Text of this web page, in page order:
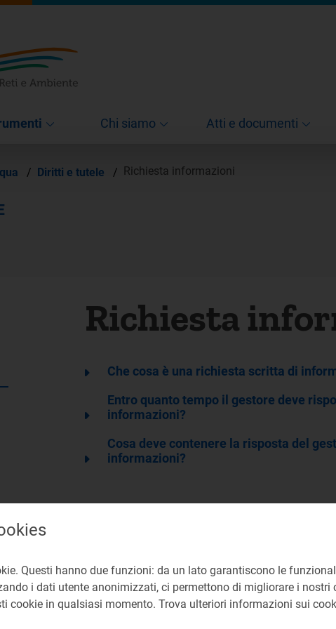
Chi siamo Atti e documenti
/ Diritti e tutele / Richiesta informazioni
Richiesta
Che cosa è una richiesta scritta di
Entro quanto tempo il gestore deve
informazioni?
Cosa deve contenere la risposta del
informazioni?
Questi hanno due funzioni: da un lato garantiscono le
i dati utente anonimizzati, ci permettono di migliorare i nostri
cookie in qualsiasi momento. Trova ulteriori informazioni sui